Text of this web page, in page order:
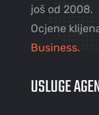
još od 2008.
Ocjene
Business.
USLUGE